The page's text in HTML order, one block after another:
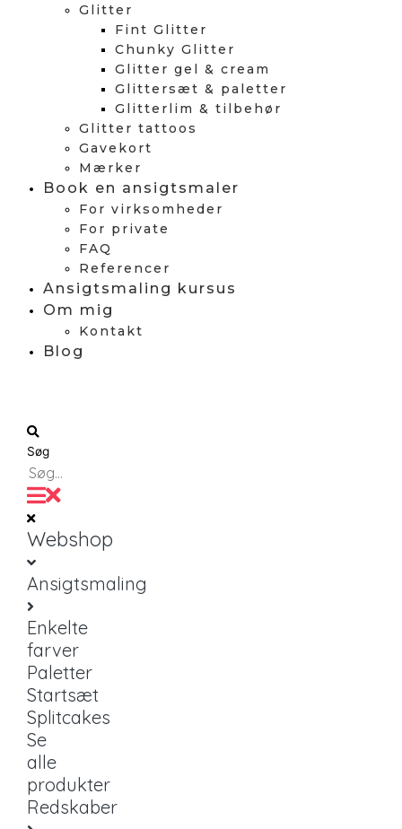
Glitter
Fint Glitter
Chunky Glitter
Glitter gel & cream
Glittersæt & paletter
Glitterlim & tilbehør
Glitter tattoos
Gavekort
Mærker
Book en ansigtsmaler
For virksomheder
For private
FAQ
Referencer
Ansigtsmaling kursus
Om mig
Kontakt
Blog
Søg
Webshop
Ansigtsmaling
Enkelte
farver
Paletter
Startsæt
Splitcakes
Se
alle
produkter
Redskaber